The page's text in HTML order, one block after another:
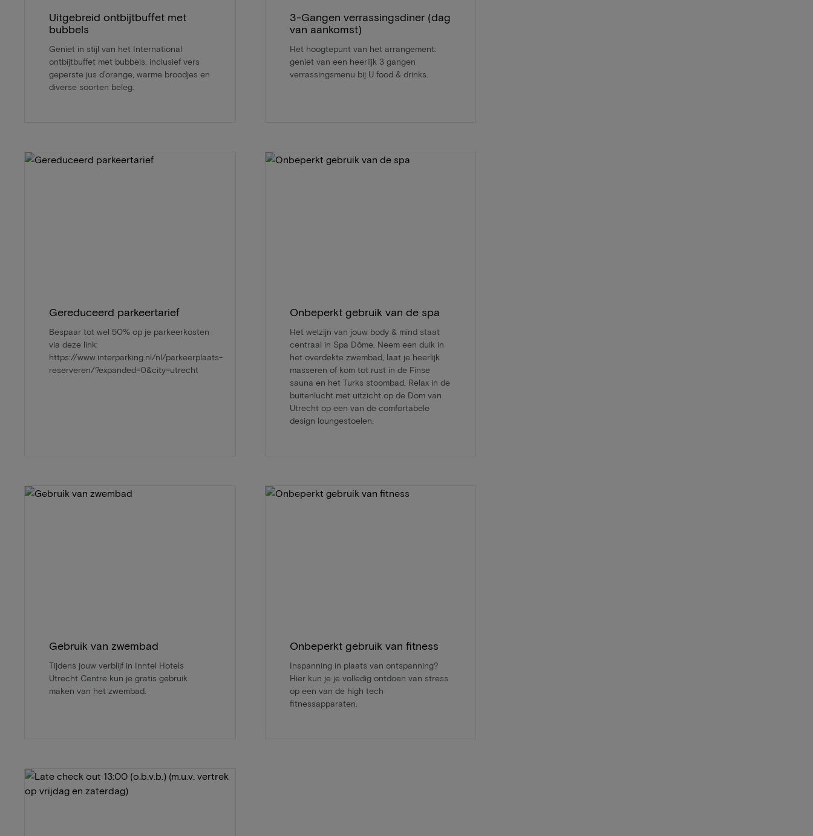
Uitgebreid ontbijtbuffet met
bubbels
Geniet in stijl van het International
ontbijtbuffet met bubbels, inclusief vers
geperste jus d’orange, warme broodjes en
diverse soorten beleg.
3-Gangen verrassingsdiner (dag
van aankomst)
Het hoogtepunt van het arrangement:
geniet van een heerlijk 3 gangen
verrassingsmenu bij U food & drinks.
Gereduceerd parkeertarief
Bespaar tot wel 50% op je parkeerkosten
via deze link:
https://www.interparking.nl/nl/parkeerplaats-
reserveren/?expanded=0&city=utrecht
Onbeperkt gebruik van de spa
Het welzijn van jouw body & mind staat
centraal in Spa Dôme. Neem een duik in
het overdekte zwembad, laat je heerlijk
masseren of kom tot rust in de Finse
sauna en het Turks stoombad. Relax in de
buitenlucht met uitzicht op de Dom van
Utrecht op een van de comfortabele
design loungestoelen.
Gebruik van zwembad
Tijdens jouw verblijf in Inntel Hotels
Utrecht Centre kun je gratis gebruik
maken van het zwembad.
Onbeperkt gebruik van fitness
Inspanning in plaats van ontspanning?
Hier kun je je volledig ontdoen van stress
op een van de high tech
fitnessapparaten.